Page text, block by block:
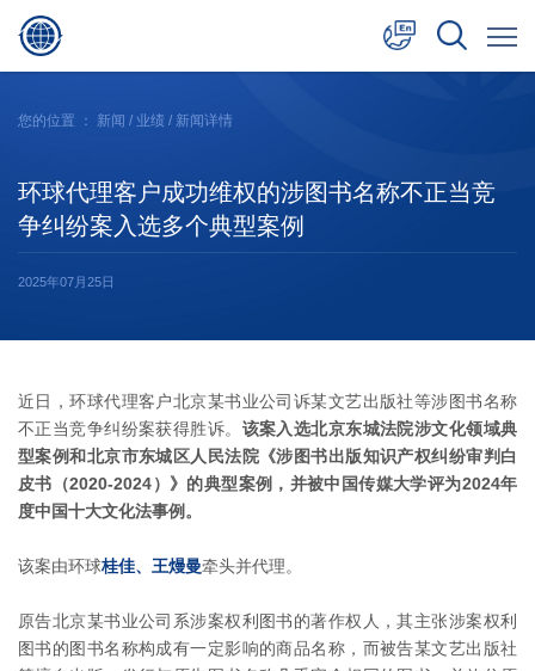
日本語
您的位置 ： 新闻 / 业绩 / 新闻详情
环球代理客户成功维权的涉图书名称不正当竞
争纠纷案入选多个典型案例
2025年07月25日
近日，环球代理客户北京某书业公司诉某文艺出版社等涉图书名称
不正当竞争纠纷案获得胜诉。 该案入选北京东城法院涉文化领域典
型案例和北京市东城区人民法院《涉图书出版知识产权纠纷审判白
皮书（2020-2024）》的典型案例，并被中国传媒大学评为2024年
度中国十大文化法事例。
该案由环球桂佳、王熳曼牵头并代理。
原告北京某书业公司系涉案权利图书的著作权人，其主张涉案权利
图书的图书名称构成有一定影响的商品名称，而被告某文艺出版社